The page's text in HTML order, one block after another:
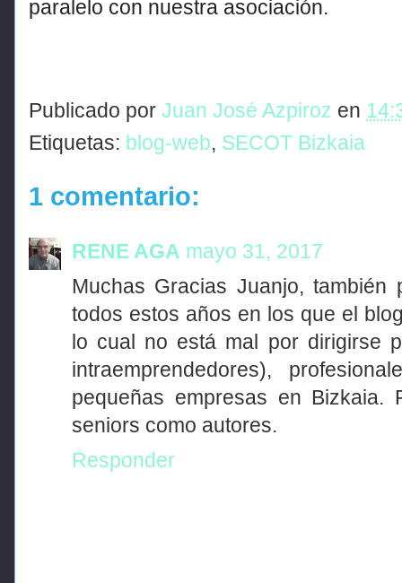
paralelo con nuestra asociación.
Publicado por Juan José Azpiroz en
Etiquetas: blog-web, SECOT Bizkaia
1 comentario:
RENE AGA mayo 31, 2017
Muchas Gracias Juanjo,
todos estos años en los que el
lo cual no está mal por dirigirse
intraemprendedores),
pequeñas empresas en
seniors como autores.
Responder